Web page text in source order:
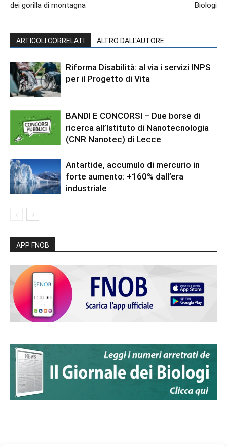
dei gorilla di montagna
Biologi
ARTICOLI CORRELATI ALTRO DALL'AUTORE
Riforma Disabilità: al via i servizi INPS
per il Progetto di Vita
BANDI E CONCORSI – Due borse di
ricerca all’Istituto di Nanotecnologia
(CNR Nanotec) di Lecce
Antartide, accumulo di mercurio in
forte aumento: +160% dall’era
industriale
APP FNOB